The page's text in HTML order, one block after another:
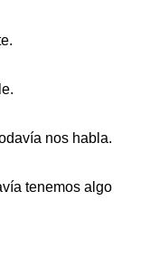
nos habla.
tenemos algo